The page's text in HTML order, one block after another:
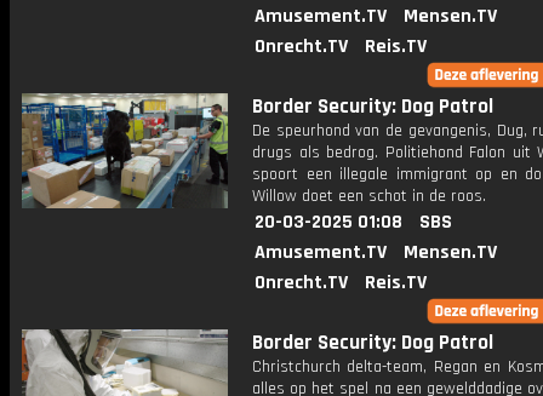
Amusement.TV
Mensen.TV
Onrecht.TV
Reis.TV
Border Security: Dog Patrol
De speurhond van de gevangenis, Dug,
drugs als bedrog. Politiehond Falon uit
spoort een illegale immigrant op en
Willow doet een schot in de roos.
20-03-2025 01:08
SBS
Amusement.TV
Mensen.TV
Onrecht.TV
Reis.TV
Border Security: Dog Patrol
Christchurch delta-team, Regan en
alles op het spel na een gewelddadige